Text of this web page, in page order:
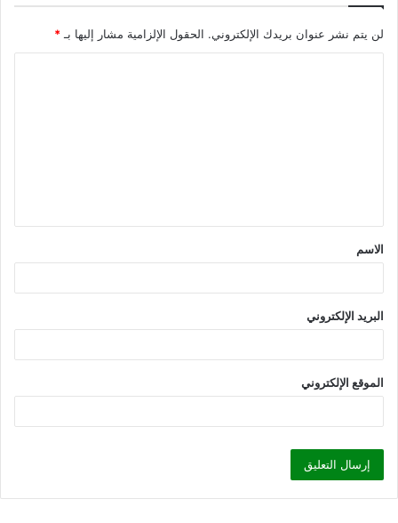
لن يتم نشر عنوان بريدك الإلكتروني. الحقول الإلزامية مشار إليها بـ *
ق
*
الاسم
البريد الإلكتروني
الموقع الإلكتروني